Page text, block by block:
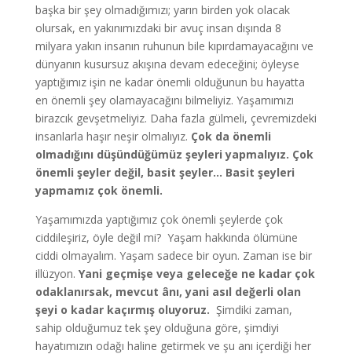
başka bir şey olmadığımızı; yarın birden yok olacak
olursak, en yakınımızdaki bir avuç insan dışında 8
milyara yakın insanın ruhunun bile kıpırdamayacağını ve
dünyanın kusursuz akışına devam edeceğini; öyleyse
yaptığımız işin ne kadar önemli olduğunun bu hayatta
en önemli şey olamayacağını bilmeliyiz. Yaşamımızı
birazcık gevşetmeliyiz. Daha fazla gülmeli, çevremizdeki
insanlarla haşır neşir olmalıyız. Çok da önemli
olmadığını düşündüğümüz şeyleri yapmalıyız. Çok
önemli şeyler değil, basit şeyler… Basit şeyleri
yapmamız çok önemli.
Yaşamımızda yaptığımız çok önemli şeylerde çok
ciddileşiriz, öyle değil mi? Yaşam hakkında ölümüne
ciddi olmayalım. Yaşam sadece bir oyun. Zaman ise bir
illüzyon. Yani geçmişe veya geleceğe ne kadar çok
odaklanırsak, mevcut ânı, yani asıl değerli olan
şeyi o kadar kaçırmış oluyoruz. Şimdiki zaman,
sahip olduğumuz tek şey olduğuna göre, şimdiyi
hayatımızın odağı haline getirmek ve şu anı içerdiği her